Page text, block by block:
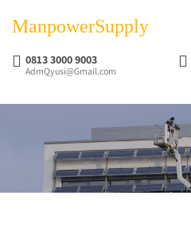
ManpowerSupply
0813 3000 9003
AdmQyusi@Gmail.com